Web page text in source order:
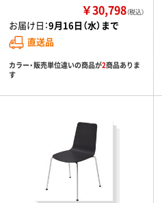
￥30,798（税込）
お届け日：9月16日（水）まで
直送品
カラー・販売単位違いの商品が2商品ありま
す